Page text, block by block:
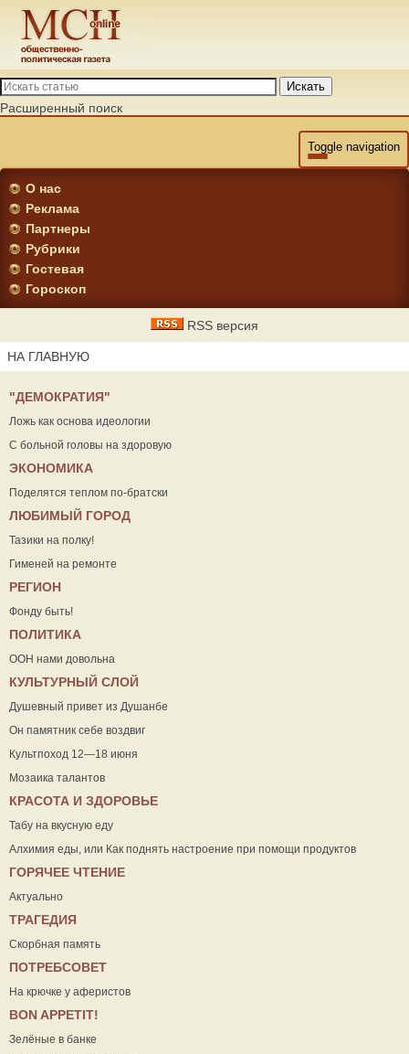
Искать
Расширенный поиск
Toggle navigation
О нас
Реклама
Партнеры
Рубрики
Гостевая
Гороскоп
RSS версия
НА ГЛАВНУЮ
"ДЕМОКРАТИЯ"
Ложь как основа идеологии
С больной головы на здоровую
ЭКОНОМИКА
Поделятся теплом по-братски
ЛЮБИМЫЙ ГОРОД
Тазики на полку!
Гименей на ремонте
РЕГИОН
Фонду быть!
ПОЛИТИКА
ООН нами довольна
КУЛЬТУРНЫЙ СЛОЙ
Душевный привет из Душанбе
Он памятник себе воздвиг
Культпоход 12—18 июня
Мозаика талантов
КРАСОТА И ЗДОРОВЬЕ
Табу на вкусную еду
Алхимия еды, или Как поднять настроение при помощи продуктов
ГОРЯЧЕЕ ЧТЕНИЕ
Актуально
ТРАГЕДИЯ
Скорбная память
ПОТРЕБСОВЕТ
На крючке у аферистов
ВON APPETIT!
Зелёные в банке